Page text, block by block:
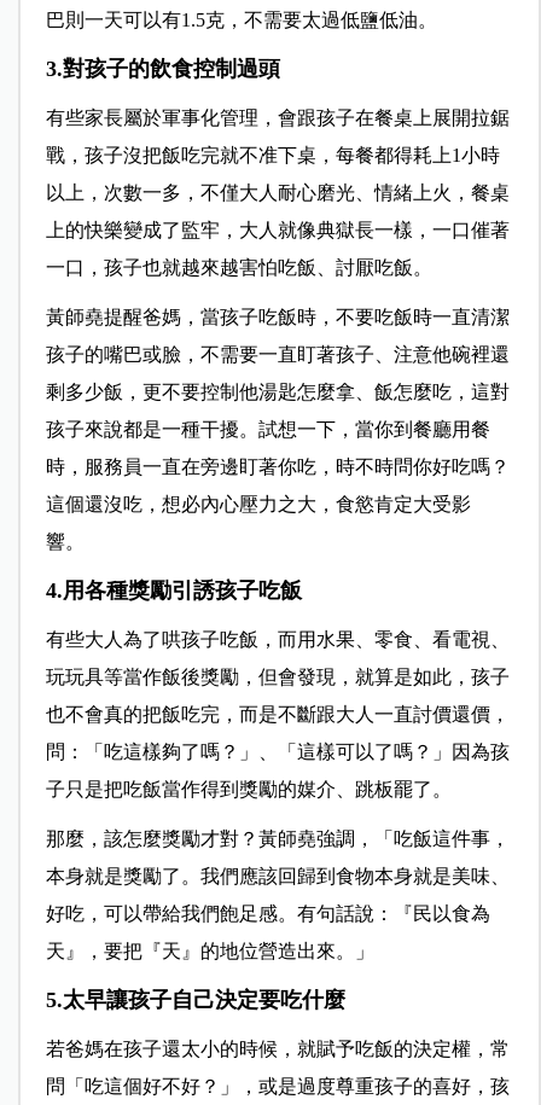
巴則一天可以有1.5克，不需要太過低鹽低油。
3.對孩子的飲食控制過頭
有些家長屬於軍事化管理，會跟孩子在餐桌上展開拉鋸
戰，孩子沒把飯吃完就不准下桌，每餐都得耗上1小時
以上，次數一多，不僅大人耐心磨光、情緒上火，餐桌
上的快樂變成了監牢，大人就像典獄長一樣，一口催著
一口，孩子也就越來越害怕吃飯、討厭吃飯。
黃師堯提醒爸媽，當孩子吃飯時，不要吃飯時一直清潔
孩子的嘴巴或臉，不需要一直盯著孩子、注意他碗裡還
剩多少飯，更不要控制他湯匙怎麼拿、飯怎麼吃，這對
孩子來說都是一種干擾。試想一下，當你到餐廳用餐
時，服務員一直在旁邊盯著你吃，時不時問你好吃嗎？
這個還沒吃，想必內心壓力之大，食慾肯定大受影
響。
4.用各種獎勵引誘孩子吃飯
有些大人為了哄孩子吃飯，而用水果、零食、看電視、
玩玩具等當作飯後獎勵，但會發現，就算是如此，孩子
也不會真的把飯吃完，而是不斷跟大人一直討價還價，
問：「吃這樣夠了嗎？」、「這樣可以了嗎？」因為孩
子只是把吃飯當作得到獎勵的媒介、跳板罷了。
那麼，該怎麼獎勵才對？黃師堯強調，「吃飯這件事，
本身就是獎勵了。我們應該回歸到食物本身就是美味、
好吃，可以帶給我們飽足感。有句話說：『民以食為
天』，要把『天』的地位營造出來。」
5.太早讓孩子自己決定要吃什麼
若爸媽在孩子還太小的時候，就賦予吃飯的決定權，常
問「吃這個好不好？」，或是過度尊重孩子的喜好，孩